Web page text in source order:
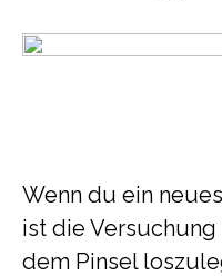
Wenn du ein
ist die
dem Pinsel